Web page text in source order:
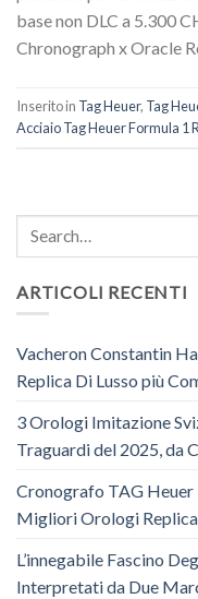
base non DLC a 5.300
Chronograph x Oracle
Inserito in Tag Heuer, Tag
Acciaio Tag Heuer Formula 1
ARTICOLI RECENTI
Vacheron Constantin
Replica Di Lusso più
3 Orologi Imitazione
Traguardi del 2025, da
Cronografo TAG Heuer
Migliori Orologi Replica
L’innegabile Fascino
Interpretati da Due